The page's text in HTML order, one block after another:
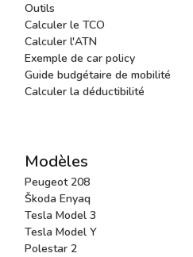
Outils
Calculer le TCO
Calculer l'ATN
Exemple de car policy
Guide budgétaire de mobilité
Calculer la déductibilité
Modèles
Peugeot 208
Škoda Enyaq
Tesla Model 3
Tesla Model Y
Polestar 2